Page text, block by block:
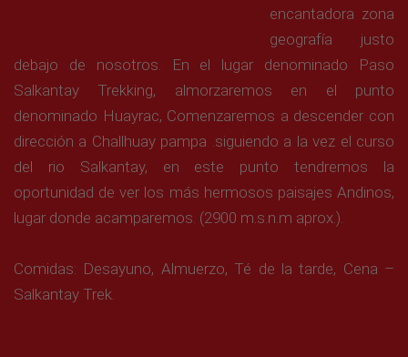
encantadora zona
geografía justo
debajo de nosotros. En el lugar denominado Paso
Salkantay Trekking, almorzaremos en el punto
denominado Huayrac, Comenzaremos a descender con
dirección a Challhuay pampa .siguiendo a la vez el curso
del rio Salkantay, en este punto tendremos la
oportunidad de ver los más hermosos paisajes Andinos,
lugar donde acamparemos. (2900 m.s.n.m aprox.).
Comidas: Desayuno, Almuerzo, Té de la tarde, Cena –
Salkantay Trek.